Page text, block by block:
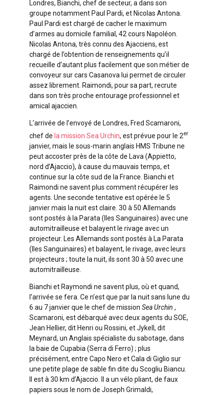
Londres, Bianchi, chef de secteur, a dans son
groupe notamment Paul Pardi, et Nicolas Antona.
Paul Pardi est chargé de cacher le maximum
d’armes au domicile familial, 42 cours Napoléon.
Nicolas Antona, très connu des Ajacciens, est
chargé de l’obtention de renseignements qu’il
recueille d’autant plus facilement que son métier de
convoyeur sur cars Casanova lui permet de circuler
assez librement. Raimondi, pour sa part, recrute
dans son très proche entourage professionnel et
amical ajaccien.
L’arrivée de l’envoyé de Londres, Fred Scamaroni,
chef de la mission Sea Urchin, est prévue pour le 2er
janvier, mais le sous-marin anglais HMS Tribune ne
peut accoster près de la côte de Lava (Appietto,
nord d’Ajaccio), à cause du mauvais temps, et
continue sur la côte sud de la France. Bianchi et
Raimondi ne savent plus comment récupérer les
agents. Une seconde tentative est opérée le 5
janvier mais la nuit est claire. 30 à 50 Allemands
sont postés à la Parata (Iles Sanguinaires) avec une
automitrailleuse et balayent le rivage avec un
projecteur. Les Allemands sont postés à La Parata
(Iles Sanguinaires) et balayent, le rivage, avec leurs
projecteurs ; toute la nuit, ils sont 30 à 50 avec une
automitrailleuse.
Bianchi et Raymondi ne savent plus, où et quand,
l’arrivée se fera. Ce n’est que par la nuit sans lune du
6 au 7 janvier que le chef de mission Sea Urchin ,
Scamaroni, est débarqué avec deux agents du SOE,
Jean Hellier, dit Henri ou Rossini, et Jykell, dit
Meynard, un Anglais spécialiste du sabotage, dans
la baie de Cupabia (Serra di Ferro) ; plus
précisément, entre Capo Nero et Cala di Giglio sur
une petite plage de sable fin dite du Scogliu Biancu.
Il est à 30 km d’Ajaccio. Il a un vélo pliant, de faux
papiers sous le nom de Joseph Grimaldi,